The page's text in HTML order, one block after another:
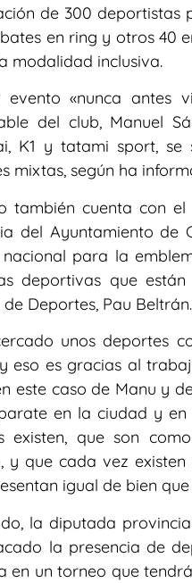
de 300 deportistas
en ring y otros 40
modalidad inclusiva.
evento «nunca antes
del club, Manuel
K1 y tatami sport,
mixtas, según ha
también cuenta con
del Ayuntamiento de
para la
deportivas que
Deportes, Pau Beltrán.
unos deportes
eso es gracias al
este caso de Manu y
en la ciudad y
existen, que son
y que cada vez
igual de bien
la diputada
la presencia de
en un torneo que